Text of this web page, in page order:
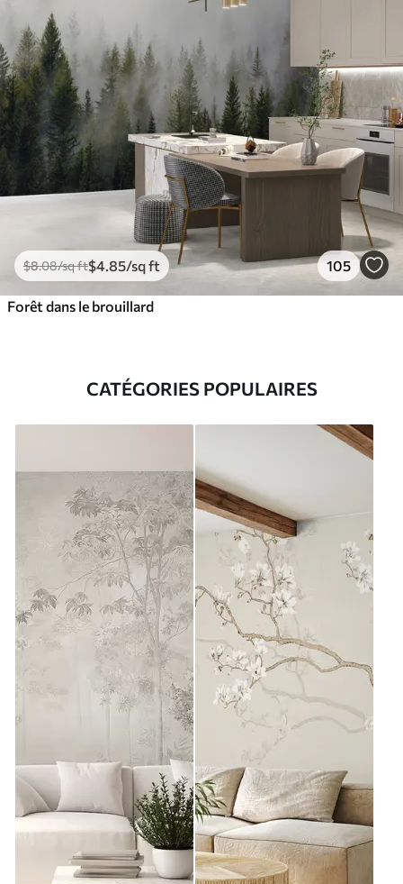
$8.08/sq ft$4 .85/sq ft 105
Forêt dans le brouillard
CATÉGORIES POPULAIRES